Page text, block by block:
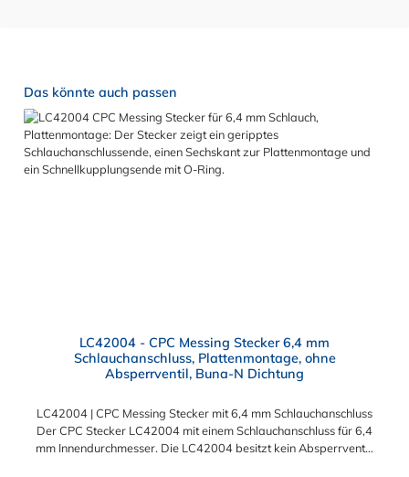
Produktgalerie überspringen
Das könnte auch passen
LC42004 - CPC Messing Stecker 6,4 mm
Schlauchanschluss, Plattenmontage, ohne
Absperrventil, Buna-N Dichtung
LC42004 | CPC Messing Stecker mit 6,4 mm Schlauchanschluss
Der CPC Stecker LC42004 mit einem Schlauchanschluss für 6,4
mm Innendurchmesser. Die LC42004 besitzt kein Absperrventil,